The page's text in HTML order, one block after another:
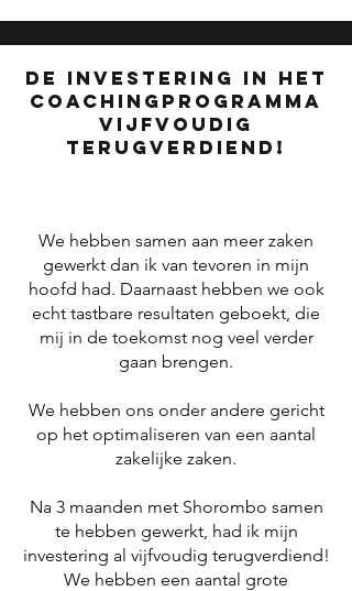
De investering in het
coachingprogramma
vijfvoudig
terugverdiend!
We hebben samen aan meer zaken
gewerkt dan ik van tevoren in mijn
hoofd had. Daarnaast hebben we ook
echt tastbare resultaten geboekt, die
mij in de toekomst nog veel verder
gaan brengen.
We hebben ons onder andere gericht
op het optimaliseren van een aantal
zakelijke zaken.
Na 3 maanden met Shorombo samen
te hebben gewerkt, had ik mijn
investering al vijfvoudig terugverdiend!
We hebben een aantal grote